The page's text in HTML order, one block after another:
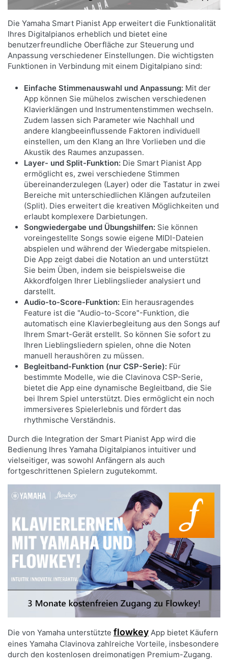
Darüber hinaus steht Ihnen eine große Auswahl an
Begleitungsstilen zur Verfügung, mit denen Sie
großartig klingende Darbietungen mit
authentischer Begleitung genießen können, die Ihr
Spiel in einer Vielzahl von Musikgenres bereichern
Die Yamaha Smart Pianist App erweitert die Funktionalität
Ihres Digitalpianos erheblich und bietet eine
benutzerfreundliche Oberfläche zur Steuerung und
Anpassung verschiedener Einstellungen. Die wichtigsten
Funktionen in Verbindung mit einem Digitalpiano sind:
Einfache Stimmenauswahl und Anpassung: Mit der
App können Sie mühelos zwischen verschiedenen
Klavierklängen und Instrumentenstimmen wechseln.
Zudem lassen sich Parameter wie Nachhall und
andere klangbeeinflussende Faktoren individuell
einstellen, um den Klang an Ihre Vorlieben und die
Akustik des Raumes anzupassen.
Layer- und Split-Funktion: Die Smart Pianist App
ermöglicht es, zwei verschiedene Stimmen
übereinanderzulegen (Layer) oder die Tastatur in zwei
Bereiche mit unterschiedlichen Klängen aufzuteilen
(Split). Dies erweitert die kreativen Möglichkeiten und
erlaubt komplexere Darbietungen.
Songwiedergabe und Übungshilfen: Sie können
voreingestellte Songs sowie eigene MIDI-Dateien
abspielen und während der Wiedergabe mitspielen.
Die App zeigt dabei die Notation an und unterstützt
Sie beim Üben, indem sie beispielsweise die
Akkordfolgen Ihrer Lieblingslieder analysiert und
darstellt.
Audio-to-Score-Funktion: Ein herausragendes
Feature ist die "Audio-to-Score"-Funktion, die
automatisch eine Klavierbegleitung aus den Songs auf
Ihrem Smart-Gerät erstellt. So können Sie sofort zu
Ihren Lieblingsliedern spielen, ohne die Noten
manuell heraushören zu müssen.
Begleitband-Funktion (nur CSP-Serie): Für
bestimmte Modelle, wie die Clavinova CSP-Serie,
bietet die App eine dynamische Begleitband, die Sie
bei Ihrem Spiel unterstützt. Dies ermöglicht ein noch
immersiveres Spielerlebnis und fördert das
rhythmische Verständnis.
Durch die Integration der Smart Pianist App wird die
Bedienung Ihres Yamaha Digitalpianos intuitiver und
vielseitiger, was sowohl Anfängern als auch
fortgeschrittenen Spielern zugutekommt.
Die von Yamaha unterstützte flowkey App bietet Käufern
eines Yamaha Clavinova zahlreiche Vorteile, insbesondere
durch den kostenlosen dreimonatigen Premium-Zugang.